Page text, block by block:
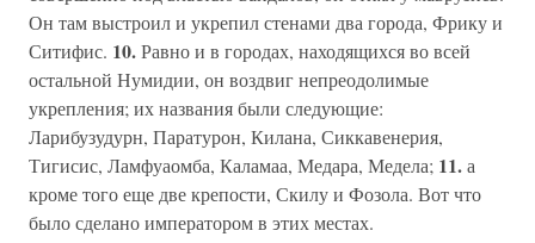
Он там выстроил и укрепил стенами два города, Фрику и
Ситифис. 10.Равно и в городах, находящихся во всей
остальной Нумидии, он воздвиг непреодолимые
укрепления; их названия были следующие:
Ларибузудурн, Паратурон, Килана, Сиккавенерия,
Тигисис, Ламфуаомба, Каламаа, Медара, Медела; 11.а
кроме того еще две крепости, Скилу и Фозола. Вот что
было сделано императором в этих местах.